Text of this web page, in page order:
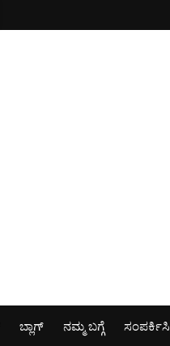
ಬ್ಲಾಗ್ ನಮ್ಮ ಬಗ್ಗೆ ಸಂಪರ್ಕಿಸಿ